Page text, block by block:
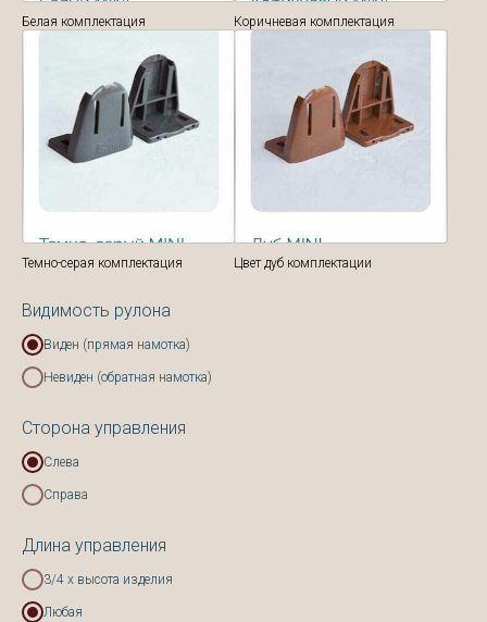
Белая комплектация Коричневая комплектация
Темно-серая комплектация Цвет дуб комплектации
Видимость рулона
Виден (прямая намотка)
Невиден (обратная намотка)
Сторона управления
Слева
Справа
Длина управления
3/4 х высота изделия
Любая